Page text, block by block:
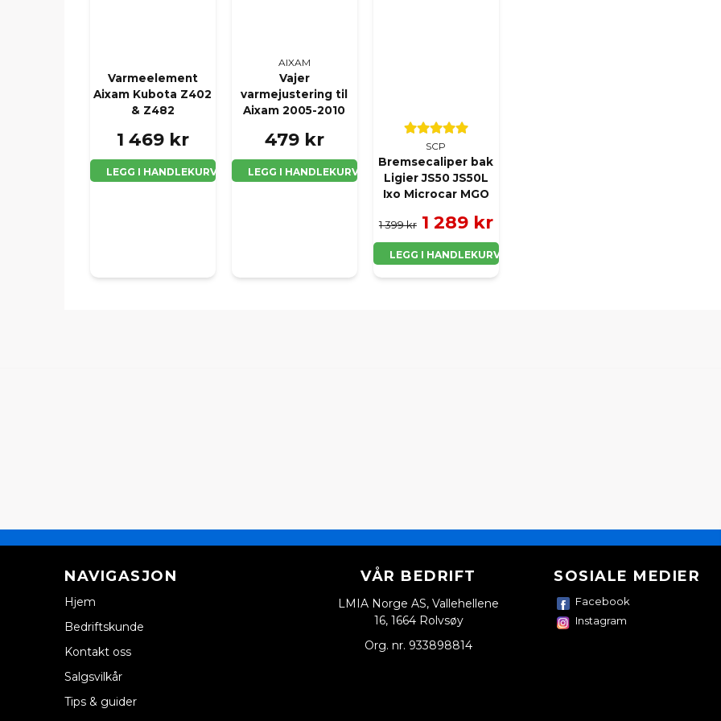
Varmeelement
Aixam Kubota Z402
& Z482
1 469 kr
LEGG I HANDLEKURV
AIXAM
Vajer
varmejustering til
Aixam 2005-2010
479 kr
LEGG I HANDLEKURV
SCP
Bremsecaliper bak
Ligier JS50 JS50L
Ixo Microcar MGO
1 399 kr 1 289 kr
LEGG I HANDLEKURV
NAVIGASJON
Hjem
Bedriftskunde
Kontakt oss
Salgsvilkår
Tips & guider
VÅR BEDRIFT
LMIA Norge AS, Vallehellene
16, 1664 Rolvsøy
Org. nr. 933898814
SOSIALE MEDIER
Facebook
Instagram